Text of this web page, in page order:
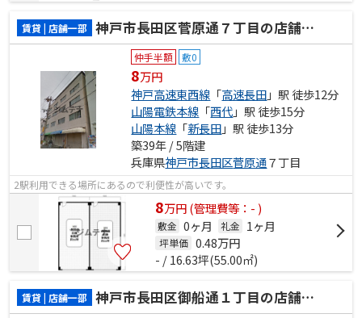
賃貸 | 店舗一部 神戸市長田区菅原通７丁目の店舗一部
仲手半額 敷0
8万円
神戸高速東西線 「高速長田」駅 徒歩12分
山陽電鉄本線 「西代」駅 徒歩15分
山陽本線 「新長田」駅 徒歩13分
築39年 / 5階建
兵庫県神戸市長田区菅原通７丁目
2駅利用できる場所にあるので利便性が高いです。
8万円(管理費等：- )
敷金 0ヶ月 礼金 1ヶ月
坪単価 0.48万円
- / 16.63坪(55.00㎡)
賃貸 | 店舗一部 神戸市長田区御船通１丁目の店舗一部